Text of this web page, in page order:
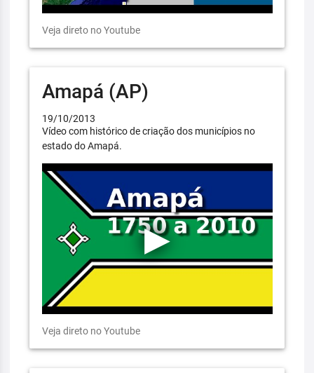
Veja direto no Youtube
Amapá (AP)
19/10/2013
Vídeo com histórico de criação dos municípios no
estado do Amapá.
Veja direto no Youtube